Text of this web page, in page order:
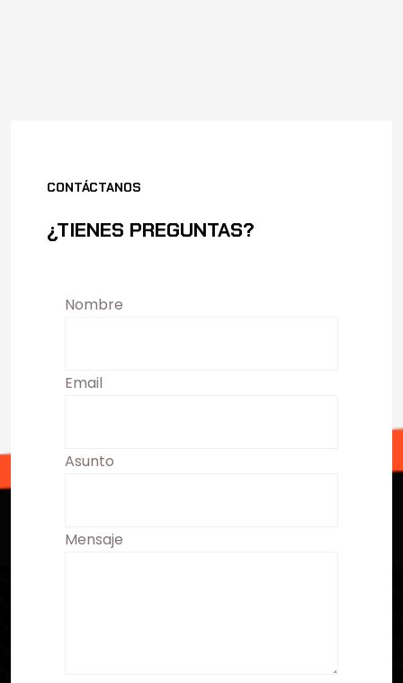
CONTÁCTANOS
¿TIENES PREGUNTAS?
Nombre
Email
Asunto
Mensaje